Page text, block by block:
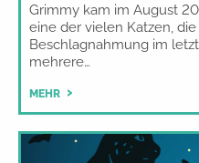
Grimmy kam im August
eine der vielen Katzen,
Beschlagnahmung im
mehrere…
MEHR